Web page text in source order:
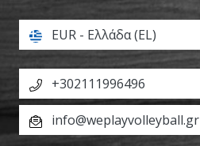
Είστε
λάτρης
του
βόλεϊ
όπως
εμείς;
Ελάτε
EUR - Ελλάδα (EL)
+302111996496
info@weplayvolleyball.gr